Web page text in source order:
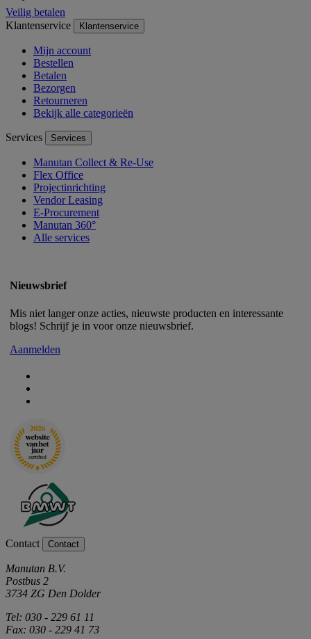
Veilig betalen
Klantenservice
Klantenservice
Mijn account
Bestellen
Betalen
Bezorgen
Retourneren
Bekijk alle categorieën
Services Services
Manutan Collect & Re-Use
Flex Office
Projectinrichting
Vendor Leasing
E-Procurement
Manutan 360°
Alle services
Nieuwsbrief
Mis niet langer onze acties, nieuwste producten en interessante
blogs! Schrijf je in voor onze nieuwsbrief.
Aanmelden
Contact Contact
Manutan B.V.
Postbus 2
3734 ZG Den Dolder
Tel: 030 - 229 61 11
Fax: 030 - 229 41 73